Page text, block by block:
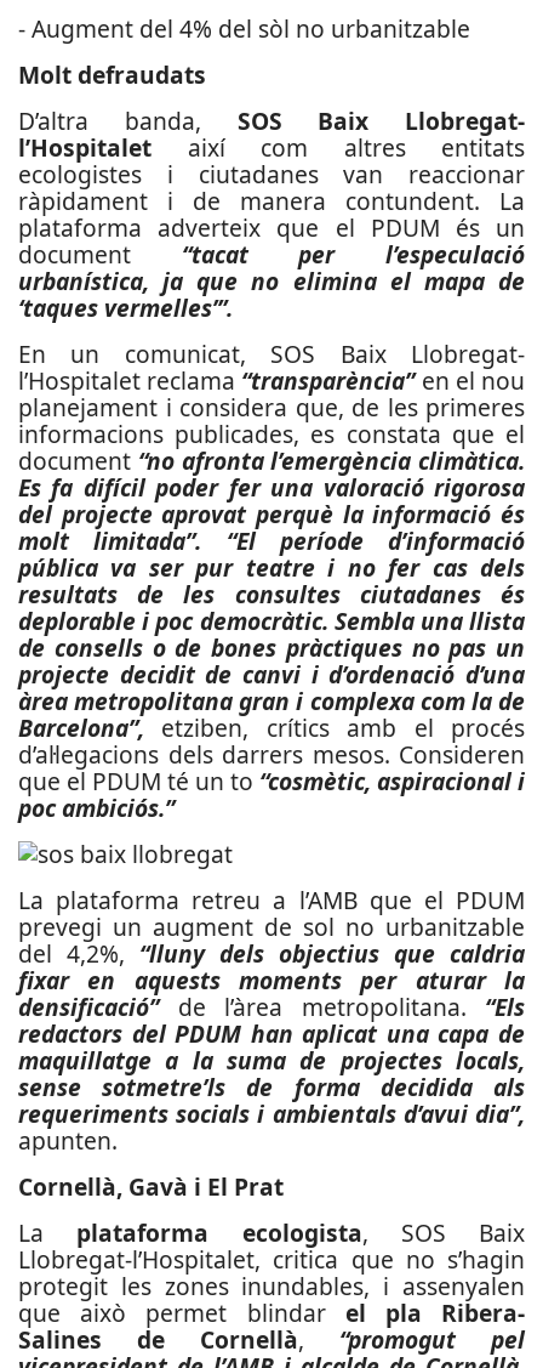
- Augment del 4% del sòl no urbanitzable
Molt defraudats
D’altra banda, SOS Baix Llobregat-
l’Hospitalet així com altres entitats
ecologistes i ciutadanes van reaccionar
ràpidament i de manera contundent. La
plataforma adverteix que el PDUM és un
document “tacat per l’especulació
urbanística, ja que no elimina el mapa de
‘taques vermelles’”.
En un comunicat, SOS Baix Llobregat-
l’Hospitalet reclama “transparència”en el nou
planejament i considera que, de les primeres
informacions publicades, es constata que el
document “no afronta l’emergència climàtica.
Es fa difícil poder fer una valoració rigorosa
del projecte aprovat perquè la informació és
molt limitada”. “El període d’informació
pública va ser pur teatre i no fer cas dels
resultats de les consultes ciutadanes és
deplorable i poc democràtic. Sembla una llista
de consells o de bones pràctiques no pas un
projecte decidit de canvi i d’ordenació d’una
àrea metropolitana gran i complexa com la de
Barcelona”, etziben, crítics amb el procés
d’al·legacions dels darrers mesos. Consideren
que el PDUM té un to “cosmètic, aspiracional i
poc ambiciós.”
La plataforma retreu a l’AMB que el PDUM
prevegi un augment de sol no urbanitzable
del 4,2%, “lluny dels objectius que caldria
fixar en aquests moments per aturar la
densificació”de l’àrea metropolitana. “Els
redactors del PDUM han aplicat una capa de
maquillatge a la suma de projectes locals,
sense sotmetre’ls de forma decidida als
requeriments socials i ambientals d’avui dia”,
apunten.
Cornellà, Gavà i El Prat
La plataforma ecologista, SOS Baix
Llobregat-l’Hospitalet, critica que no s’hagin
protegit les zones inundables, i assenyalen
que això permet blindar el pla Ribera-
Salines de Cornellà, “promogut pel